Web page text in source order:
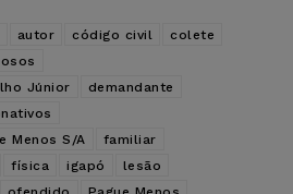
autor código civil
colete
Júnior
demandante
Menos S/A
familiar
física igapó
lesão